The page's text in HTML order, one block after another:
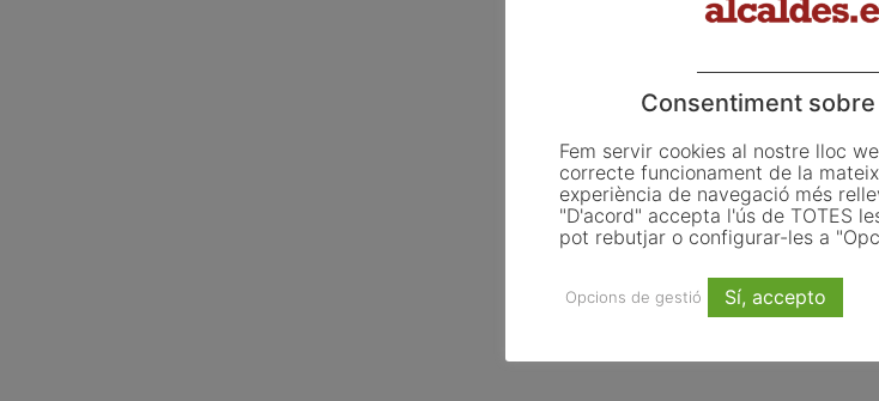
Consentiment
Fem servir cookies al nostre lloc
correcte funcionament de la
experiència de navegació més
"D'acord" accepta l'ús de TOTES
pot rebutjar o configurar-les a
Opcions de gestió Sí, accepto